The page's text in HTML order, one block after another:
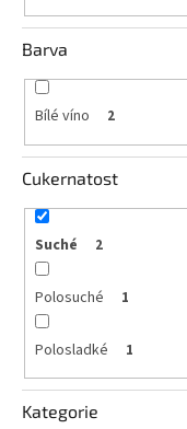
Víno
obsahu
cukru
Dárkové
balení
Delikatesy
vínu
Vývrtky
-
větší
objem
Barva
Bílé víno 2
Cukernatost
Suché 2
Polosuché 1
Polosladké 1
Kategorie